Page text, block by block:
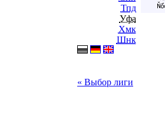
Тпд
Уфа
Хмк
Шнк
« Выбор лиги